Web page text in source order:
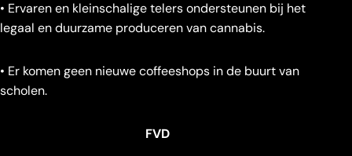
• Ervaren en kleinschalige telers ondersteunen bij het
legaal en duurzame produceren van cannabis.
• Er komen geen nieuwe coffeeshops in de buurt van
scholen.
FVD